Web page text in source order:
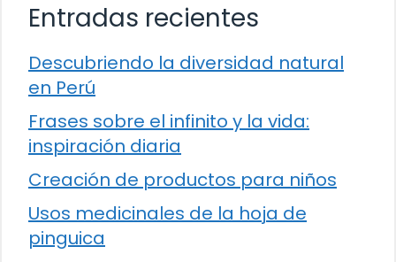
Entradas recientes
Descubriendo la diversidad natural
en Perú
Frases sobre el infinito y la vida:
inspiración diaria
Creación de productos para niños
Usos medicinales de la hoja de
pinguica